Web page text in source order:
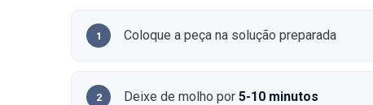
Coloque a peça na solução preparada
Deixe de molho por 5-10 minutos